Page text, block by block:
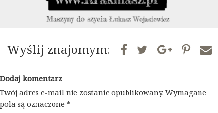
Wyślij znajomym:
Dodaj komentarz
Twój adres e-mail nie zostanie opublikowany. Wymagane
pola są oznaczone *